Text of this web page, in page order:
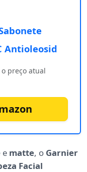
Antioleosid
preço atual
e matte, o Garnier
Facial